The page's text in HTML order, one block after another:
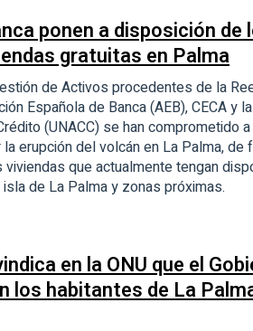
ponen a disposición
gratuitas en Palma
de Activos procedentes de la
Española de Banca (AEB), CECA y
(UNACC) se han comprometido
erupción del volcán en La Palma, de
viviendas que actualmente tengan
de La Palma y zonas próximas.
en la ONU que el
los habitantes de La